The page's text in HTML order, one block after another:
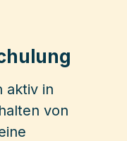
aktiv in
von